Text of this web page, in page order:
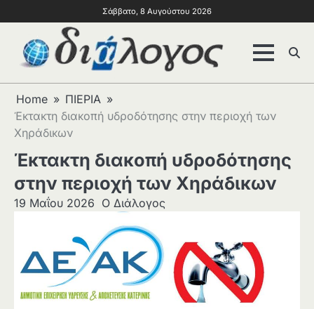
Σάββατο, 8 Αυγούστου 2026
Home
ΠΙΕΡΙΑ
Έκτακτη διακοπή υδροδότησης στην περιοχή των
Χηράδικων
Έκτακτη διακοπή υδροδότησης
στην περιοχή των Χηράδικων
19 Μαΐου 2026 Ο Διάλογος